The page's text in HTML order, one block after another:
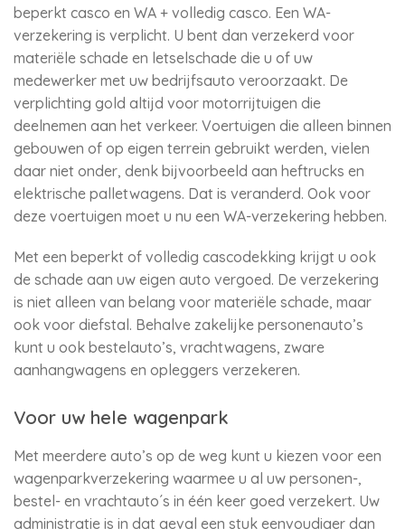
beperkt casco en WA + volledig casco. Een WA-
verzekering is verplicht. U bent dan verzekerd voor
materiële schade en letselschade die u of uw
medewerker met uw bedrijfsauto veroorzaakt. De
verplichting gold altijd voor motorrijtuigen die
deelnemen aan het verkeer. Voertuigen die alleen binnen
gebouwen of op eigen terrein gebruikt werden, vielen
daar niet onder, denk bijvoorbeeld aan heftrucks en
elektrische palletwagens. Dat is veranderd. Ook voor
deze voertuigen moet u nu een WA-verzekering hebben.
Met een beperkt of volledig cascodekking krijgt u ook
de schade aan uw eigen auto vergoed. De verzekering
is niet alleen van belang voor materiële schade, maar
ook voor diefstal. Behalve zakelijke personenauto’s
kunt u ook bestelauto’s, vrachtwagens, zware
aanhangwagens en opleggers verzekeren.
Voor uw hele wagenpark
Met meerdere auto’s op de weg kunt u kiezen voor een
wagenparkverzekering waarmee u al uw personen-,
bestel- en vrachtauto´s in één keer goed verzekert. Uw
administratie is in dat geval een stuk eenvoudiger dan